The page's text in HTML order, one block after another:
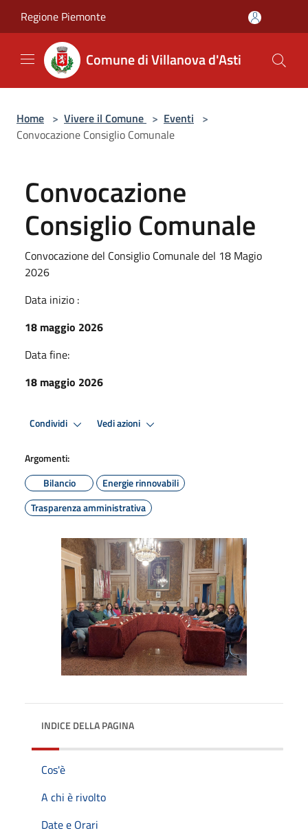
Regione Piemonte
Comune di Villanova d'Asti
Home > Vivere il Comune > Eventi >
Convocazione Consiglio Comunale
Convocazione
Consiglio Comunale
Convocazione del Consiglio Comunale del 18 Magio
2026
Data inizio :
18 maggio 2026
Data fine:
18 maggio 2026
Condividi Vedi azioni
Argomenti:
Bilancio
Energie rinnovabili
Trasparenza amministrativa
INDICE DELLA PAGINA
Cos'è
A chi è rivolto
Date e Orari